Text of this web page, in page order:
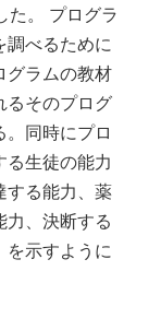
た。 プログラ
調べるために
グラムの教材
るそのプログ
同時にプロ
る生徒の能力
する能力、薬
、決断する
を示すように